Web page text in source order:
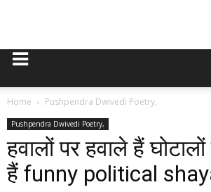
Home Pushpendra Dwivedi Poetry,
Pushpendra Dwivedi Poetry,
हवालों पर हवाले हैं घोटालों
हैं funny political